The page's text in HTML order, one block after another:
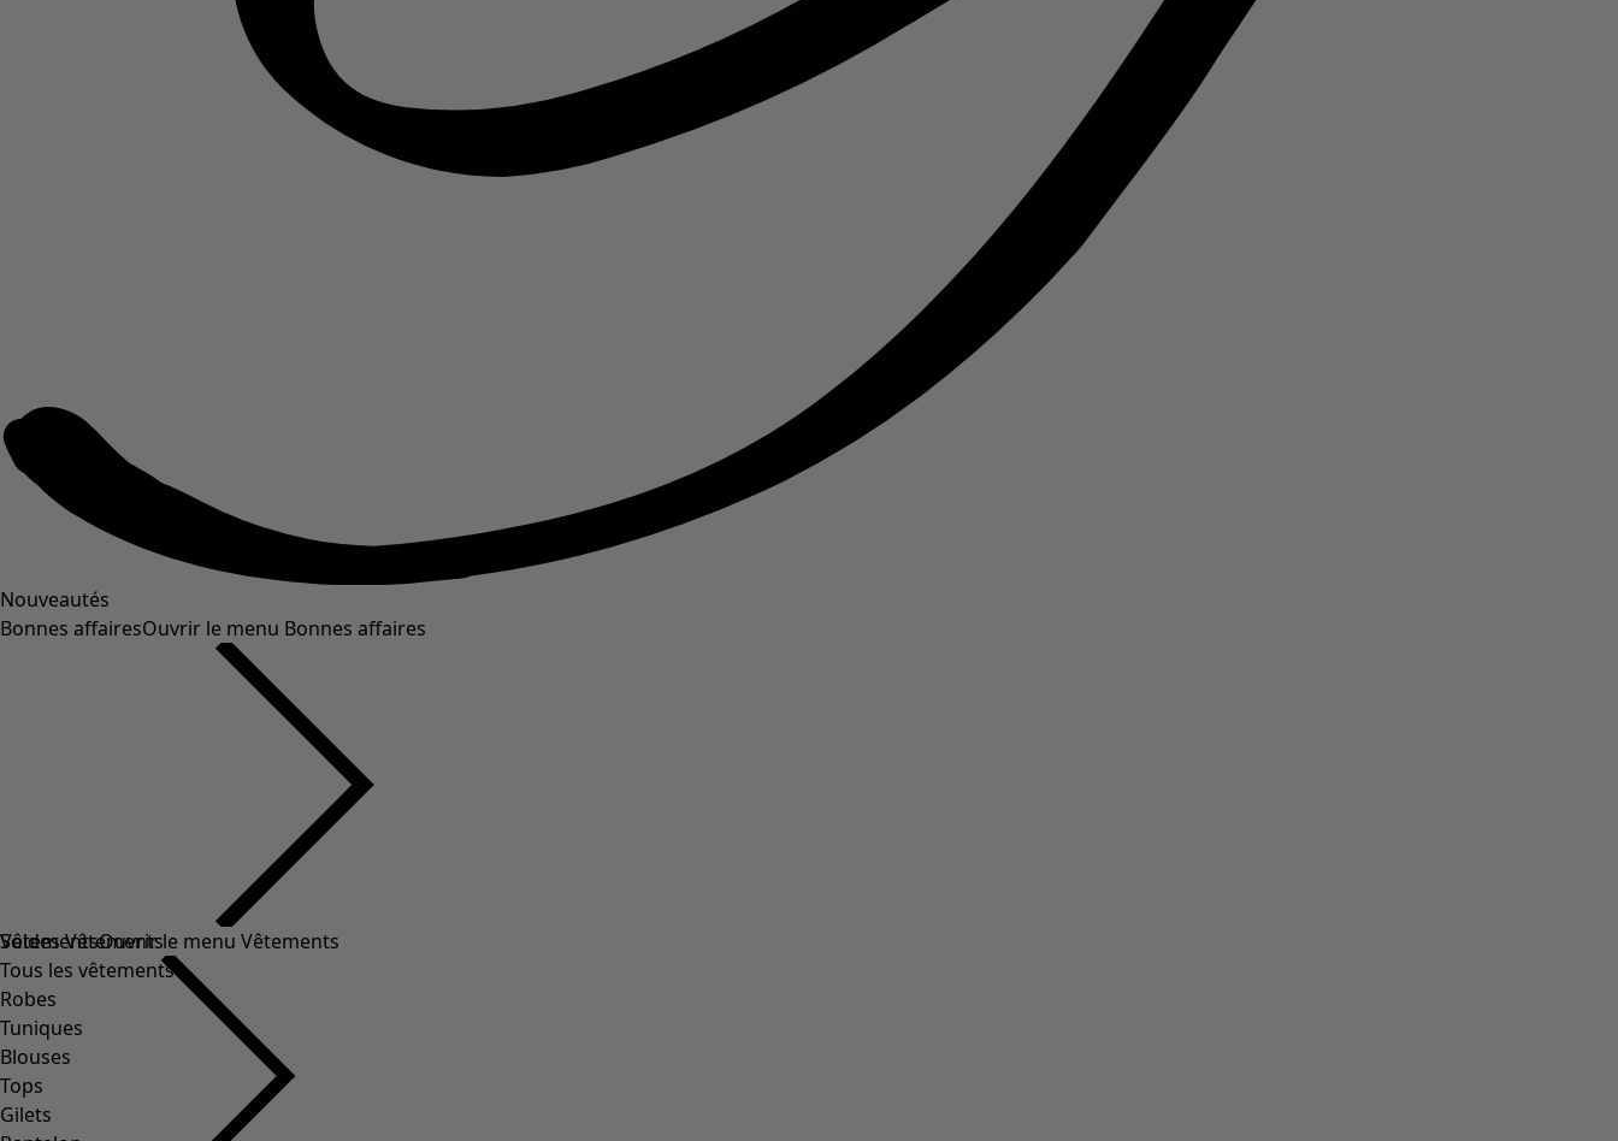
Nouveautés
Bonnes affairesOuvrir le menu Bonnes affaires
Soldes Vêtements
Tous les vêtements
Robes
Tuniques
Blouses
Tops
Gilets
VêtementsOuvrir le menu Vêtements